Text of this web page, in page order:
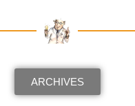
ARCHIVES